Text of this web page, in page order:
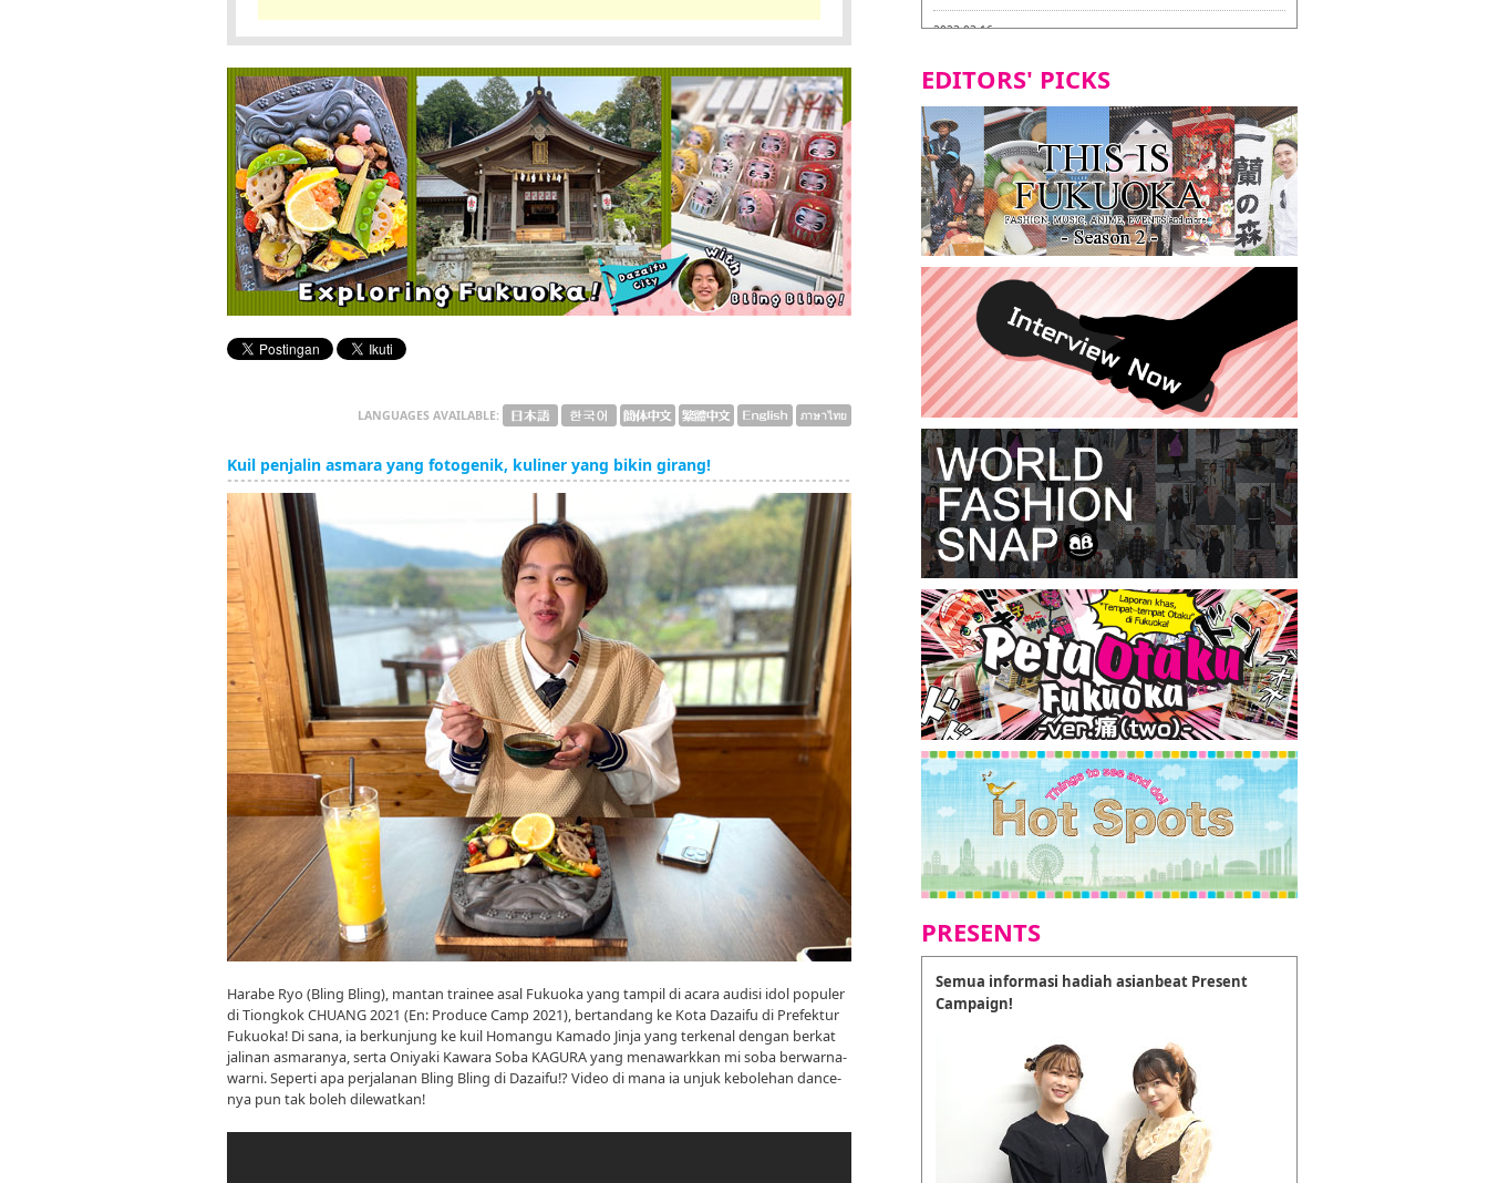
LANGUAGES AVAILABLE:
Kuil penjalin asmara yang fotogenik, kuliner yang bikin girang!
Harabe Ryo (Bling Bling), mantan trainee asal Fukuoka yang tampil di acara audisi idol populer
di Tiongkok CHUANG 2021 (En: Produce Camp 2021), bertandang ke Kota Dazaifu di Prefektur
Fukuoka! Di sana, ia berkunjung ke kuil Homangu Kamado Jinja yang terkenal dengan berkat
jalinan asmaranya, serta Oniyaki Kawara Soba KAGURA yang menawarkkan mi soba berwarna-
warni. Seperti apa perjalanan Bling Bling di Dazaifu!? Video di mana ia unjuk kebolehan dance-
nya pun tak boleh dilewatkan!
2023.03.16
2023.03.15
[Laboratorium Cosplay] - Indonesia - #019 MM Earlene
2023.03.07
Isogiyokarazu Hakata Honten | Keliling Kota Fukuoka
mencicipi menu vegan/vegetarian baru
2023.03.07
Keliling Kota Fukuoka mencicipi menu vegan/vegetarian
baru!
2023.03.04
AGANOYAKI
EDITORS' PICKS
PRESENTS
Semua informasi hadiah asianbeat Present
Campaign!